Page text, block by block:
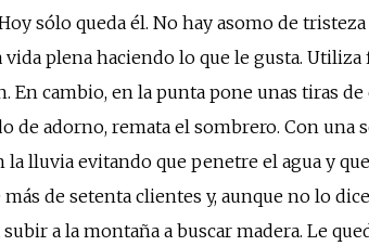
sólo queda él. No hay asomo de
plena haciendo lo que le gusta. Utiliza
En cambio, en la punta pone unas tiras
de adorno, remata el sombrero. Con una
lluvia evitando que penetre el agua y
de setenta clientes y, aunque no lo
a la montaña a buscar madera. Le